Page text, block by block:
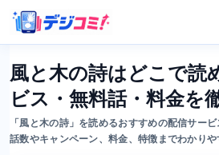
風と木の詩はどこで読
ビス・無料話・料金を
「風と木の詩」を読めるおすすめの配信サー
話数やキャンペーン、料金、特徴までわかりや